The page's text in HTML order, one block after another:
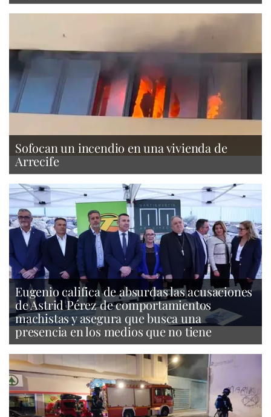
Sofocan un incendio en una vivienda de
Arrecife
Eugenio califica de absurdas las acusaciones
de Astrid Pérez de comportamientos
machistas y asegura que busca una
presencia en los medios que no tiene